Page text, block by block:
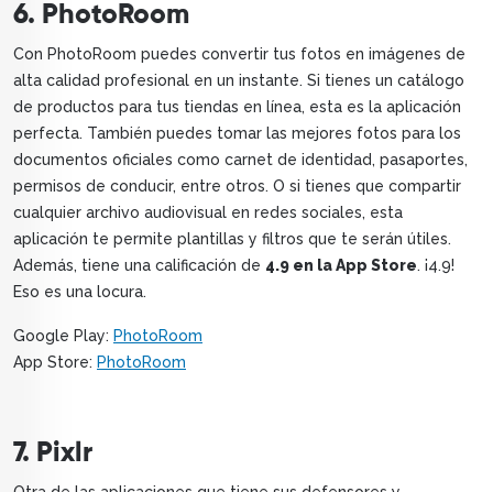
6. PhotoRoom
Con PhotoRoom puedes convertir tus fotos en imágenes de
alta calidad profesional en un instante. Si tienes un catálogo
de productos para tus tiendas en línea, esta es la aplicación
perfecta. También puedes tomar las mejores fotos para los
documentos oficiales como carnet de identidad, pasaportes,
permisos de conducir, entre otros. O si tienes que compartir
cualquier archivo audiovisual en redes sociales, esta
aplicación te permite plantillas y filtros que te serán útiles.
Además, tiene una calificación de 4.9 en la App Store. ¡4.9!
Eso es una locura.
Google Play: PhotoRoom
App Store: PhotoRoom
7. Pixlr